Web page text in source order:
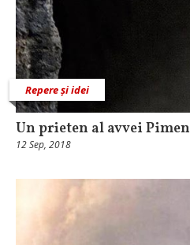
Repere și idei
Un prieten al avvei Pimen
12 Sep, 2018